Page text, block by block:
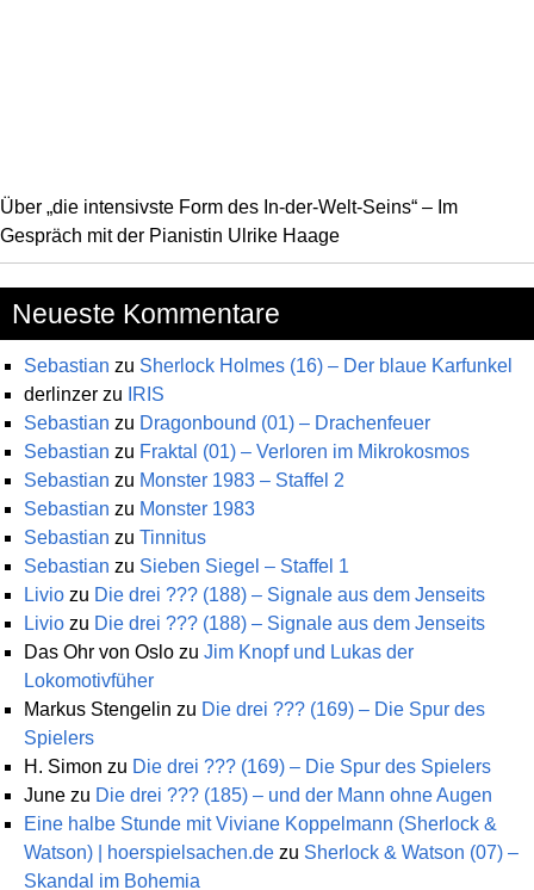
Über „die intensivste Form des In-der-Welt-Seins“ – Im
Gespräch mit der Pianistin Ulrike Haage
Neueste Kommentare
Sebastian zu Sherlock Holmes (16) – Der blaue Karfunkel
derlinzer zu
IRIS
Sebastian zu Dragonbound (01) – Drachenfeuer
Sebastian zu Fraktal (01) – Verloren im Mikrokosmos
Sebastian zu Monster 1983 – Staffel 2
Sebastian zu Monster 1983
Sebastian zu Tinnitus
Sebastian zu Sieben Siegel – Staffel 1
Livio zu Die drei ??? (188) – Signale aus dem Jenseits
Livio zu Die drei ??? (188) – Signale aus dem Jenseits
Das Ohr von Oslo zu Jim Knopf und Lukas der
Lokomotivfüher
Markus Stengelin zu Die drei ??? (169) – Die Spur des
Spielers
H. Simon zu Die drei ??? (169) – Die Spur des Spielers
June zu Die drei ??? (185) – und der Mann ohne Augen
Eine halbe Stunde mit Viviane Koppelmann (Sherlock &
Watson) | hoerspielsachen.de zu Sherlock & Watson (07) –
Skandal im Bohemia